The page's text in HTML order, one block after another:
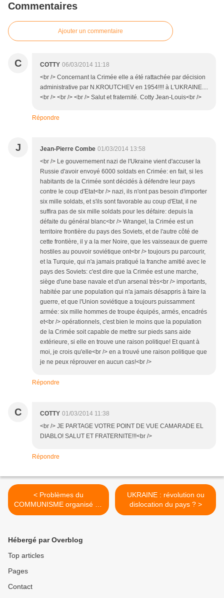
Commentaires
Ajouter un commentaire
C COTTY 06/03/2014 11:18
<br /> Concernant la Crimée elle a été rattachée par décision
administrative par N.KROUTCHEV en 1954!!!! à L'UKRAINE....
<br /> <br /> <br /> Salut et fraternité. Cotty Jean-Louis<br />
Répondre
J Jean-Pierre Combe 01/03/2014 13:58
<br /> Le gouvernement nazi de l'Ukraine vient d'accuser la
Russie d'avoir envoyé 6000 soldats en Crimée: en fait, si les
habitants de la Crimée sont décidés à défendre leur pays
contre le coup d'Etat<br /> nazi, ils n'ont pas besoin d'importer
six mille soldats, et s'ils sont favorable au coup d'Etat, il ne
suffira pas de six mille soldats pour les défaire: depuis la
défaite du général blanc<br /> Wrangel, la Crimée est un
territoire frontière du pays des Soviets, et de l'autre côté de
cette frontière, il y a la mer Noire, que les vaisseaux de guerre
hostiles au pouvoir soviétique ont<br /> toujours pu parcourir,
et la Turquie, qui n'a jamais pratiqué la franche amitié avec le
pays des Soviets: c'est dire que la Crimée est une marche,
siège d'une base navale et d'un arsenal très<br /> importants,
habitée par une population qui n'a jamais désappris à faire la
guerre, et que l'Union soviétique a toujours puissamment
armée: six mille hommes de troupe équipés, armés, encadrés
et<br /> opérationnels, c'est bien le moins que la population
de la Crimée soit capable de mettre sur pieds sans aide
extérieure, si elle en trouve une raison politique! Et quant à
moi, je crois qu'elle<br /> en a trouvé une raison politique que
je ne peux réprouver en aucun cas!<br />
Répondre
C COTTY 01/03/2014 11:38
<br /> JE PARTAGE VOTRE POINT DE VUE CAMARADE EL
DIABLO! SALUT ET FRATERNITE!!!<br />
Répondre
< Problèmes du
COMMUNISME organisé [1]
: la sclérose des CADRES
UKRAINE : révolution ou
dislocation du pays ? >
Hébergé par Overblog
Top articles
Pages
Contact